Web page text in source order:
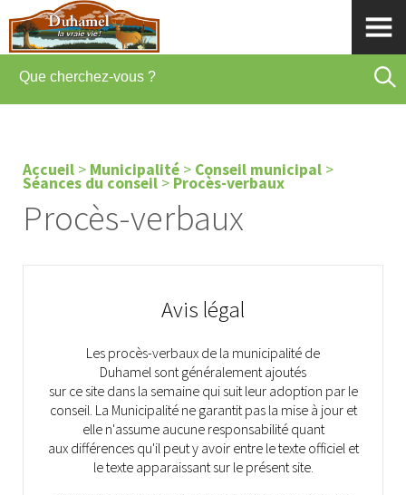
Accueil > Municipalité > Conseil municipal >
Séances du conseil > Procès-verbaux
Procès-verbaux
Avis légal
Les procès-verbaux de la municipalité de
Duhamel sont généralement ajoutés
sur ce site dans la semaine qui suit leur adoption par le
conseil. La Municipalité ne garantit pas la mise à jour et
elle n'assume aucune responsabilité quant
aux différences qu'il peut y avoir entre le texte officiel et
le texte apparaissant sur le présent site.